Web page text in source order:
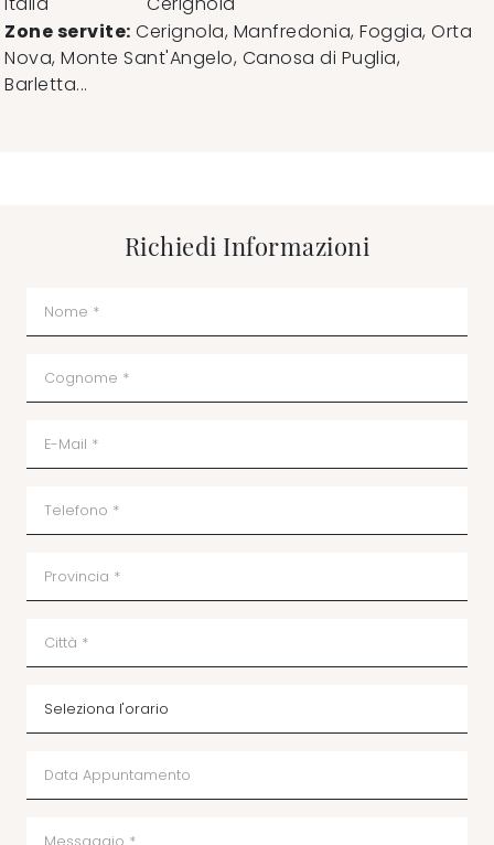
Zone servite: Cerignola, Manfredonia, Foggia, Orta
Nova, Monte Sant'Angelo, Canosa di Puglia,
Barletta...
Richiedi Informazioni